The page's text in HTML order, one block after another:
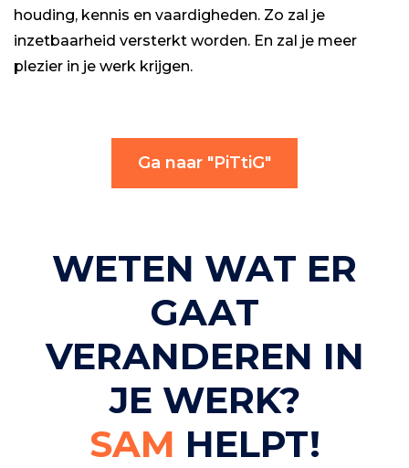
houding, kennis en vaardigheden. Zo zal je
inzetbaarheid versterkt worden. En zal je meer
plezier in je werk krijgen.
Ga naar "PiTtiG"
WETEN WAT ER
GAAT
VERANDEREN IN
JE WERK?
SAM HELPT!